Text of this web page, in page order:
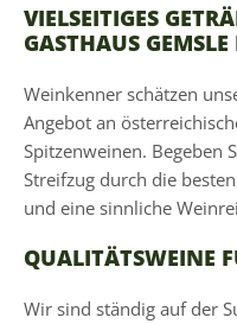
VIELSEITIGES
GASTHAUS
Weinkenner schätzen
Angebot an
Spitzenweinen. Begeben
Streifzug durch die
und eine sinnliche
QUALITÄTSWEINE
Wir sind ständig auf der